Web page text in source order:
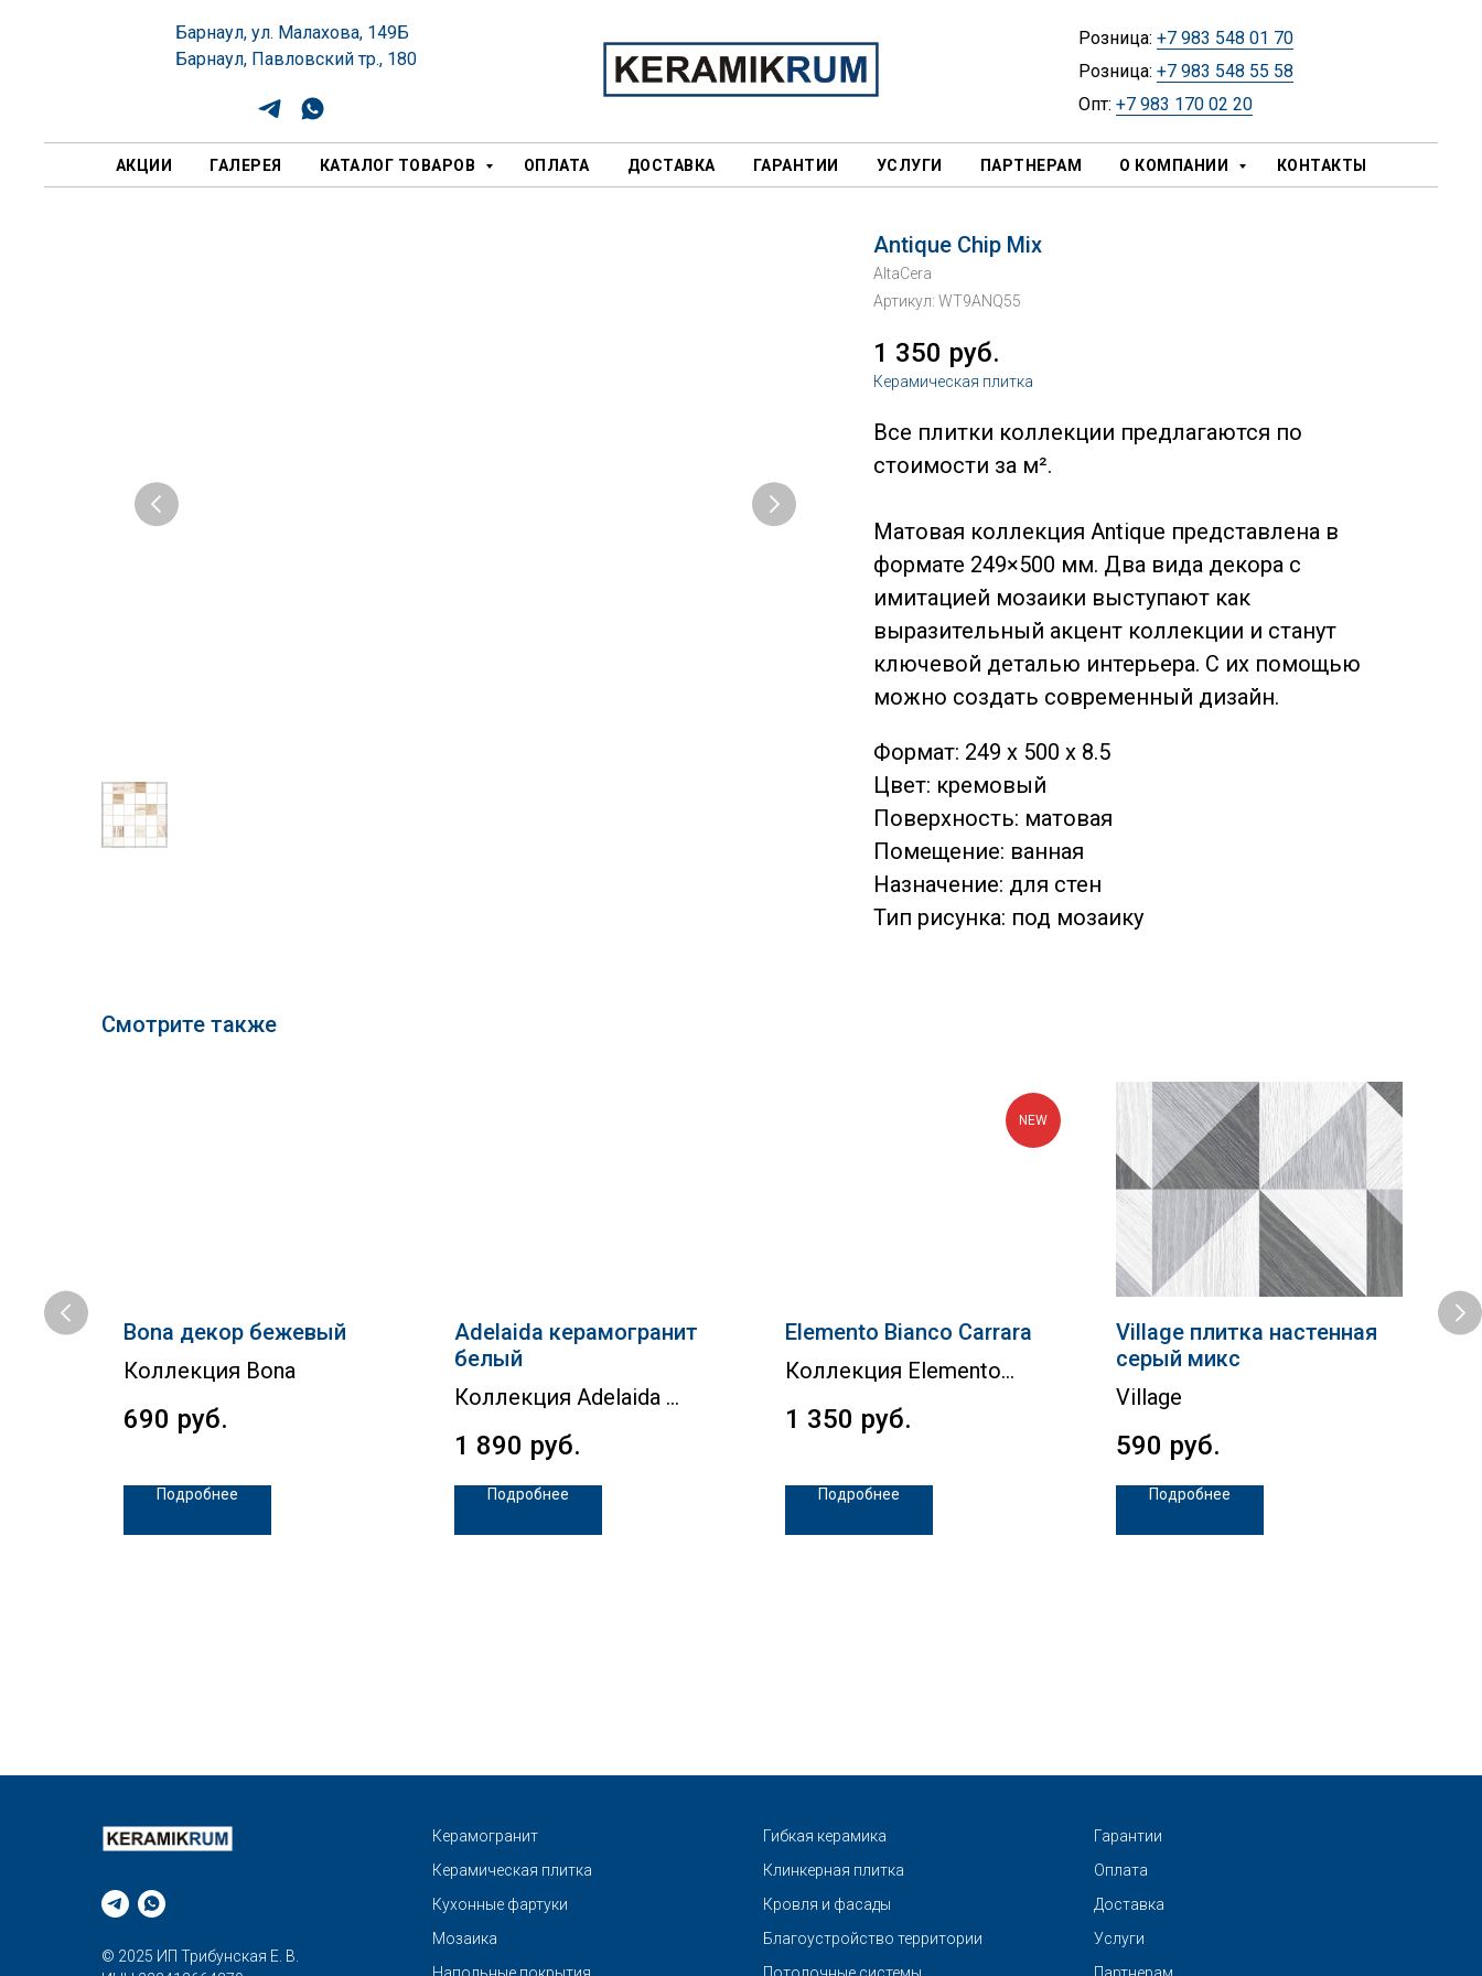
Барнаул, ул. Малахова, 149Б
Барнаул, Павловский тр., 180
Розница: +7 983 548 01 70
Розница: +7 983 548 55 58
Опт: +7 983 170 02 20
АКЦИИ ГАЛЕРЕЯ КАТАЛОГ ТОВАРОВ ОПЛАТА ДОСТАВКА ГАРАНТИИ УСЛУГИ ПАРТНЕРАМ О КОМПАНИИ КОНТАКТЫ
Antique Chip Mix
AltaCera
Артикул: WT9ANQ55
1 350 руб.
Керамическая плитка
Все плитки коллекции предлагаются по
стоимости за м².
Матовая коллекция Antique представлена в
формате 249×500 мм. Два вида декора с
имитацией мозаики выступают как
выразительный акцент коллекции и станут
ключевой деталью интерьера. С их помощью
можно создать современный дизайн.
Формат: 249 x 500 x 8.5
Цвет: кремовый
Поверхность: матовая
Помещение: ванная
Назначение: для стен
Тип рисунка: под мозаику
Смотрите также
Bona декор бежевый
Коллекция Bona
690 руб.
Подробнее
Adelaida керамогранит
белый
Коллекция Adelaida
1 890 руб.
Подробнее
NEW
Elemento Bianco Carrara
Коллекция Elemento
1 350 руб.
Подробнее
Village плитка настенная
серый микс
Village
590 руб.
Подробнее
© 2025 ИП Трибунская Е. В.
Керамогранит
Керамическая плитка
Кухонные фартуки
Мозаика
Гибкая керамика
Клинкерная плитка
Кровля и фасады
Благоустройство территории
Гарантии
Оплата
Доставка
Услуги